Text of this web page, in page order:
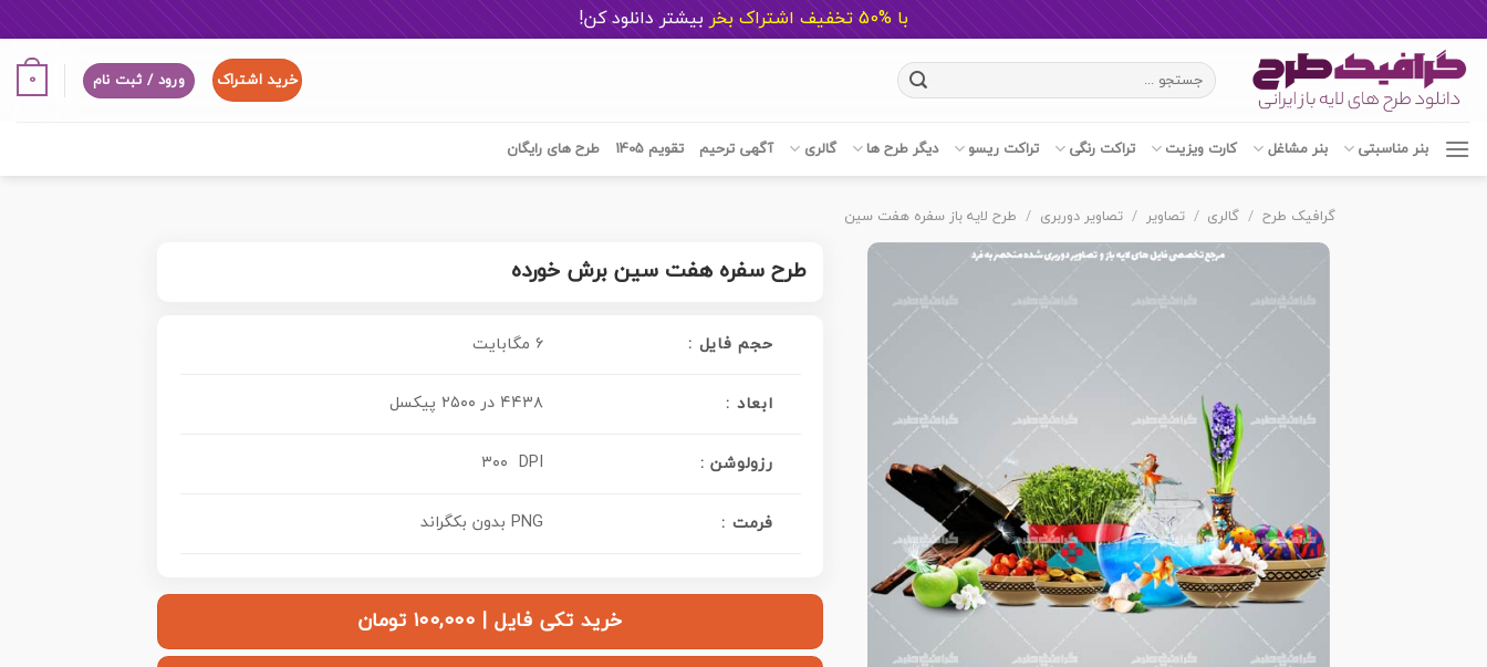
با %50 تخفیف اشتراک بخر بیشتر دانلود کن!
content
جستجو
برای:
خرید اشتراک ورود / ثبت نام 0
بنر مناسبتی بنر مشاغل کارت ویزیت تراکت رنگی تراکت ریسو دیگر طرح ها گالری آگهی ترحیم تقویم 1405 طرح های رایگان
گرافیک طرح / گالری / تصاویر / تصاویر دوربری / طرح لایه باز سفره هفت سین
طرح سفره هفت سین برش خورده
حجم فایل : ۶ مگابایت
ابعاد : ۴۴۳۸ در ۲۵۰۰ پیکسل
: رزولوشن ۳۰۰ DPI
فرمت : PNG بدون بکگراند
خرید تکی فایل | ۱۰۰,۰۰۰ تومان